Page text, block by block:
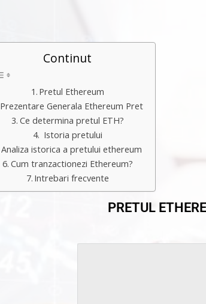
Continut
Pretul Ethereum
Prezentare Generala Ethereum Pret
Ce determina pretul ETH?
Istoria pretului
Analiza istorica a pretului ethereum
Cum tranzactionezi Ethereum?
Intrebari frecvente
PRETUL